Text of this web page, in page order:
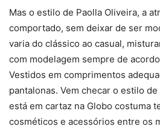
Mas o estilo de Paolla Oliveira, a
comportado, sem deixar de ser
varia do clássico ao casual,
com modelagem sempre de
Vestidos em comprimentos
pantalonas. Vem checar o estilo
está em cartaz na Globo costuma
cosméticos e acessórios entre os